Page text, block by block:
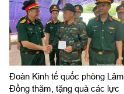
Đoàn Kinh tế quốc phòng Lâm
Đồng thăm, tặng quà các lực